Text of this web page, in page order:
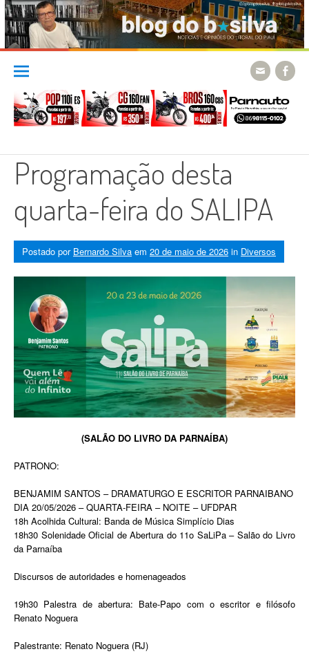
Skip
content
Programação desta
quarta-feira do SALIPA
Postado por Bernardo Silva em 20 de maio de 2026 in Diversos
(SALÃO DO LIVRO DA PARNAÍBA)
PATRONO:
BENJAMIM SANTOS – DRAMATURGO E ESCRITOR PARNAIBANO
DIA 20/05/2026 – QUARTA-FEIRA – NOITE – UFDPAR
18h Acolhida Cultural: Banda de Música Simplício Dias
18h30 Solenidade Oficial de Abertura do 11o SaLiPa – Salão do Livro
da Parnaíba
Discursos de autoridades e homenageados
19h30 Palestra de abertura: Bate-Papo com o escritor e filósofo
Renato Noguera
Palestrante: Renato Noguera (RJ)